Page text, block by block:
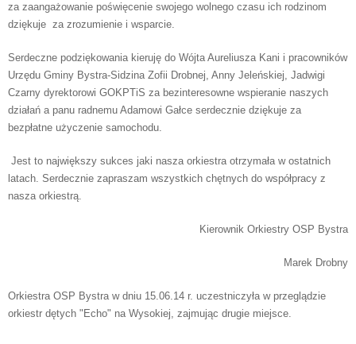
za zaangażowanie poświęcenie swojego wolnego czasu ich rodzinom
dziękuje za zrozumienie i wsparcie.
Serdeczne podziękowania kieruję do Wójta Aureliusza Kani i pracowników
Urzędu Gminy Bystra-Sidzina Zofii Drobnej, Anny Jeleńskiej, Jadwigi
Czarny dyrektorowi GOKPTiS za bezinteresowne wspieranie naszych
działań a panu radnemu Adamowi Gałce serdecznie dziękuje za
bezpłatne użyczenie samochodu.
Jest to największy sukces jaki nasza orkiestra otrzymała w ostatnich
latach. Serdecznie zapraszam wszystkich chętnych do współpracy z
nasza orkiestrą.
Kierownik Orkiestry OSP Bystra
Marek Drobny
Orkiestra OSP Bystra w dniu 15.06.14 r. uczestniczyła w przeglądzie
orkiestr dętych "Echo" na Wysokiej, zajmując drugie miejsce.